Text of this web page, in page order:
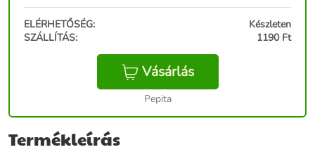
ELÉRHETŐSÉG:
Készleten
SZÁLLÍTÁS:
1190 Ft
Vásárlás
Pepita
Termékleírás